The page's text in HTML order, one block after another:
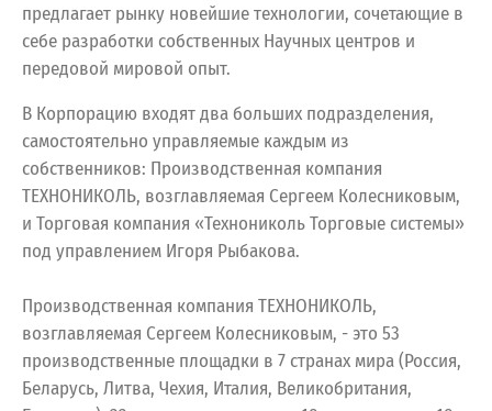
предлагает рынку новейшие технологии, сочетающие в
себе разработки собственных Научных центров и
передовой мировой опыт.
В Корпорацию входят два больших подразделения,
самостоятельно управляемые каждым из
собственников: Производственная компания
ТЕХНОНИКОЛЬ, возглавляемая Сергеем Колесниковым,
и Торговая компания «Технониколь Торговые системы»
под управлением Игоря Рыбакова.
Производственная компания ТЕХНОНИКОЛЬ,
возглавляемая Сергеем Колесниковым, - это 53
производственные площадки в 7 странах мира (Россия,
Беларусь, Литва, Чехия, Италия, Великобритания,